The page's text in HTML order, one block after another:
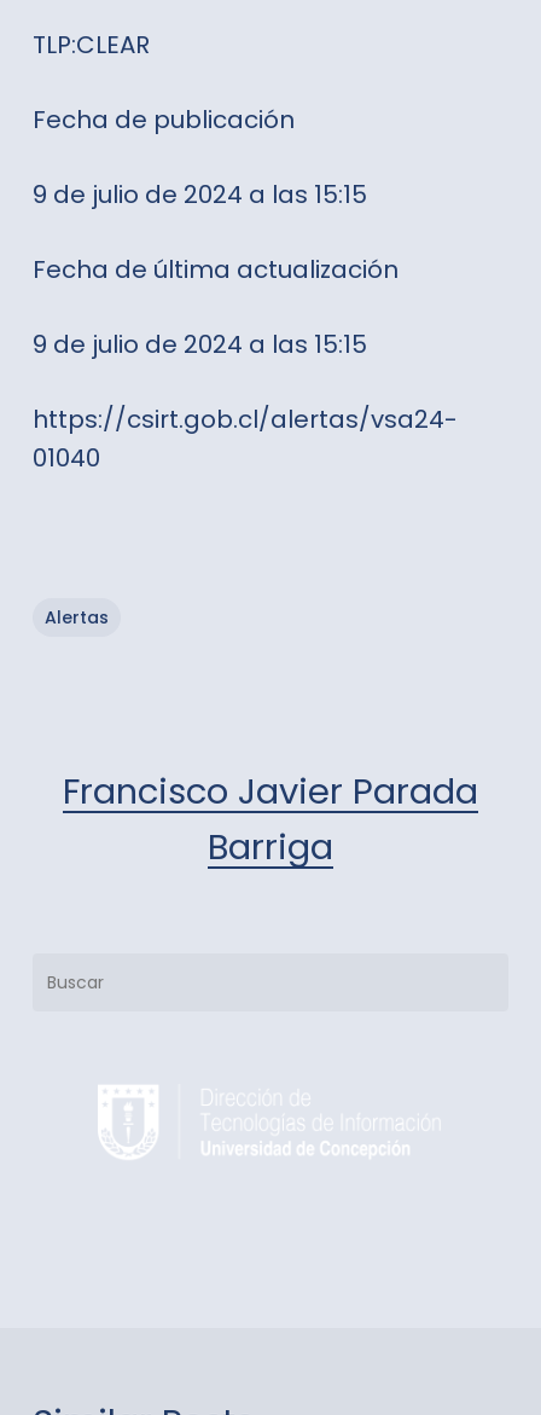
TLP:CLEAR
Fecha de publicación
9 de julio de 2024 a las 15:15
Fecha de última actualización
9 de julio de 2024 a las 15:15
https://csirt.gob.cl/alertas/vsa24-
01040
Alertas
Francisco Javier Parada
Barriga